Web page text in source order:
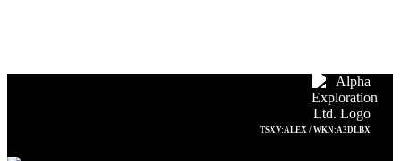
TSXV:ALEX / WKN:A3DLBX